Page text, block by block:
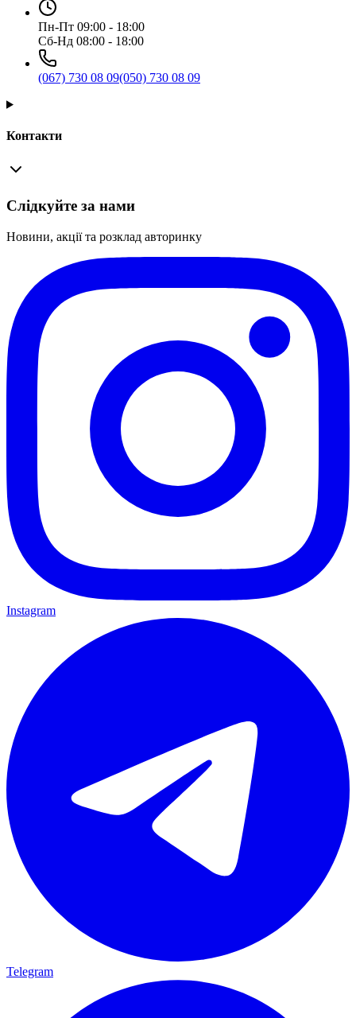
Пн-Пт 09:00 - 18:00
Сб-Нд 08:00 - 18:00
(067) 730 08 09(050) 730 08 09
Контакти
Слідкуйте за нами
Новини, акції та розклад авторинку
Instagram
Telegram